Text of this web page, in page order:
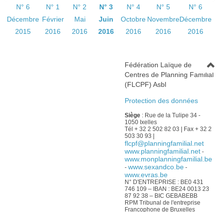
N° 6
Décembre
2015
N° 1
Février
2016
N° 2
Mai
2016
N° 3
Juin
2016
N° 4
Octobre
2016
N° 5
Novembre
2016
N° 6
Décembre
2016
Fédération Laïque de
Centres de Planning Familial
(FLCPF) Asbl
Protection des données
Siège: Rue de la Tulipe 34 -
1050 Ixelles
Tél + 32 2 502 82 03 | Fax + 32 2
503 30 93 |
flcpf@planningfamilial.net
www.planningfamilial.net-
www.monplanningfamilial.be
- www.sexandco.be-
www.evras.be
N° D'ENTREPRISE : BE0 431
746 109 – IBAN : BE24 0013 23
87 92 38 – BIC GEBABEBB
RPM Tribunal de l'entreprise
Francophone de Bruxelles